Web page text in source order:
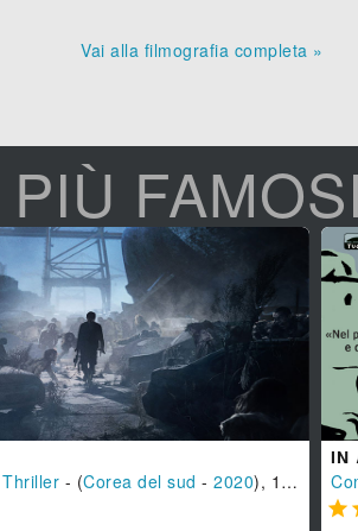
Vai alla filmografia completa »
FAMOSI
Thriller - (Corea del sud - 2020), 116 min.
IN
